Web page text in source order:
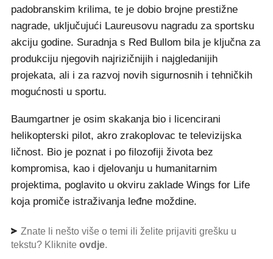
padobranskim krilima, te je dobio brojne prestižne
nagrade, uključujući Laureusovu nagradu za sportsku
akciju godine. Suradnja s Red Bullom bila je ključna za
produkciju njegovih najrizičnijih i najgledanijih
projekata, ali i za razvoj novih sigurnosnih i tehničkih
mogućnosti u sportu.
Baumgartner je osim skakanja bio i licencirani
helikopterski pilot, akro zrakoplovac te televizijska
ličnost. Bio je poznat i po filozofiji života bez
kompromisa, kao i djelovanju u humanitarnim
projektima, poglavito u okviru zaklade Wings for Life
koja promiče istraživanja leđne moždine.
Znate li nešto više o temi ili želite prijaviti grešku u
tekstu? Kliknite ovdje.